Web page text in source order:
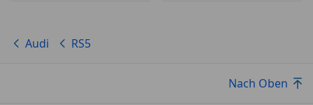
Audi RS5
Nach Oben